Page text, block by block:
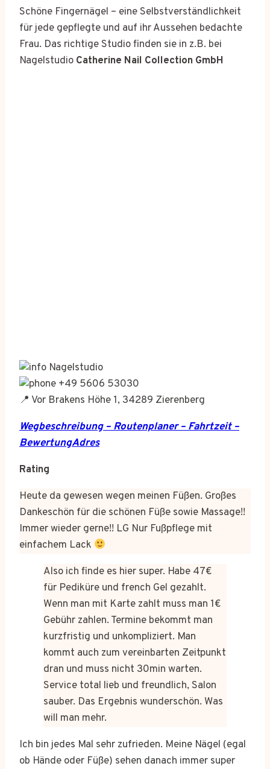
Schöne Fingernägel – eine Selbstverständlichkeit
für jede gepflegte und auf ihr Aussehen bedachte
Frau. Das richtige Studio finden sie in z.B. bei
Nagelstudio Catherine Nail Collection GmbH
Nagelstudio
+49 5606 53030
📍 Vor Brakens Höhe 1, 34289 Zierenberg
Wegbeschreibung – Routenplaner – Fahrtzeit –
BewertungAdres
Rating
Heute da gewesen wegen meinen Füßen. Großes
Dankeschön für die schönen Füße sowie Massage!!
Immer wieder gerne!! LG Nur Fußpflege mit
einfachem Lack
Also ich finde es hier super. Habe 47€
für Pediküre und french Gel gezahlt.
Wenn man mit Karte zahlt muss man 1€
Gebühr zahlen. Termine bekommt man
kurzfristig und unkompliziert. Man
kommt auch zum vereinbarten Zeitpunkt
dran und muss nicht 30min warten.
Service total lieb und freundlich, Salon
sauber. Das Ergebnis wunderschön. Was
will man mehr.
Ich bin jedes Mal sehr zufrieden. Meine Nägel (egal
ob Hände oder Füße) sehen danach immer super